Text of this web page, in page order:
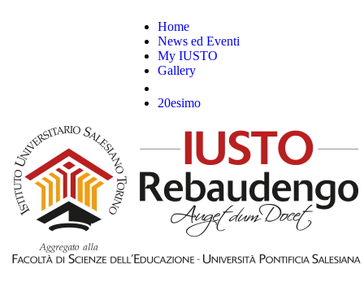
Home
News ed Eventi
My IUSTO
Gallery
20esimo